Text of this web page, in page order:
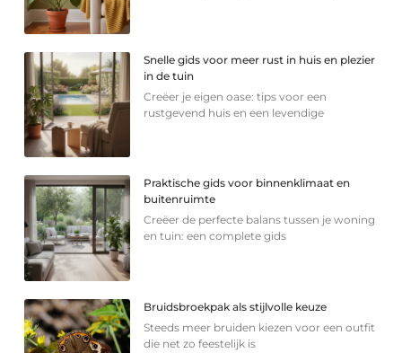
Snelle gids voor meer rust in huis en plezier
in de tuin
Creëer je eigen oase: tips voor een
rustgevend huis en een levendige
Praktische gids voor binnenklimaat en
buitenruimte
Creëer de perfecte balans tussen je woning
en tuin: een complete gids
Bruidsbroekpak als stijlvolle keuze
Steeds meer bruiden kiezen voor een outfit
die net zo feestelijk is